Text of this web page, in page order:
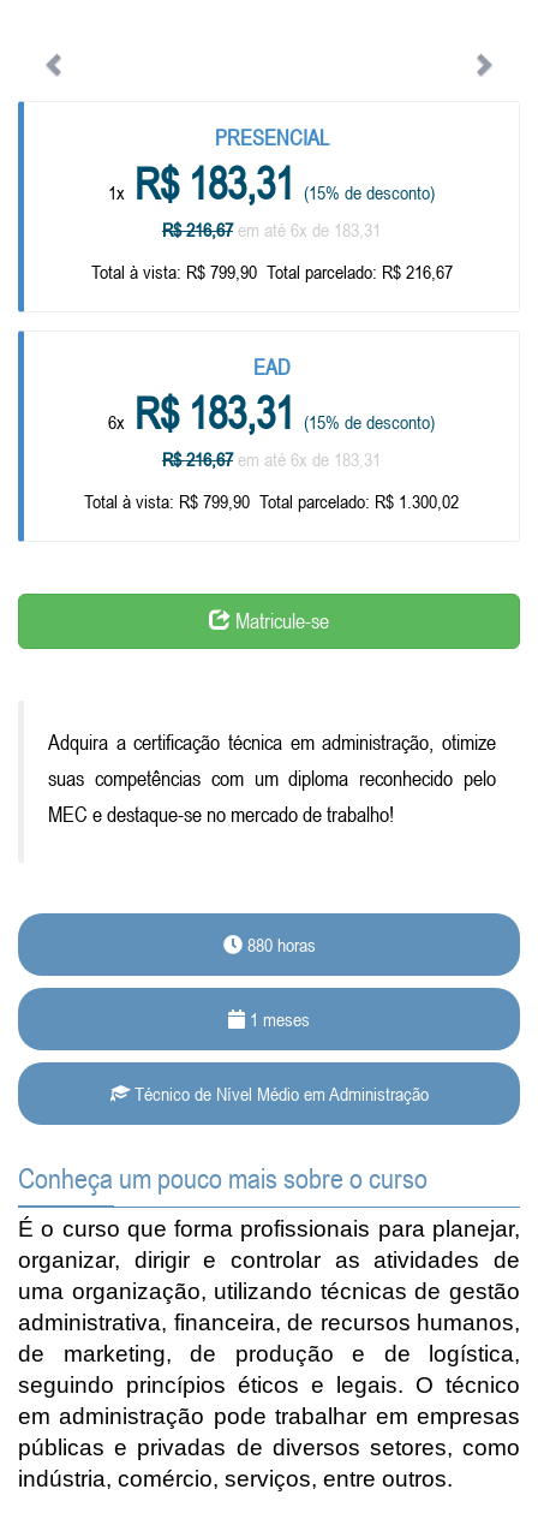
Anterior
PRESENCIAL
1x R$ 183,31
(15% de desconto)
R$ 216,67 em até 6x de 183,31
Total à vista: R$ 799,90 Total parcelado: R$ 216,67
EAD
6x R$ 183,31
(15% de desconto)
R$ 216,67 em até 6x de 183,31
Total à vista: R$ 799,90 Total parcelado: R$ 1.300,02
Matricule-se
Adquira a certificação técnica em administração, otimize
suas competências com um diploma reconhecido pelo
MEC e destaque-se no mercado de trabalho!
880 horas
1 meses
Técnico de Nível Médio em Administração
Conheça um pouco mais sobre o curso
É o curso que forma profissionais para planejar,
organizar, dirigir e controlar as atividades de
uma organização, utilizando técnicas de gestão
administrativa, financeira, de recursos humanos,
de marketing, de produção e de logística,
seguindo princípios éticos e legais. O técnico
em administração pode trabalhar em empresas
públicas e privadas de diversos setores, como
indústria, comércio, serviços, entre outros.